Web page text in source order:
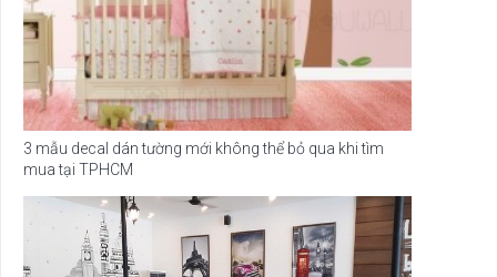
3 mẫu decal dán tường mới không thể bỏ qua khi tìm
mua tại TPHCM